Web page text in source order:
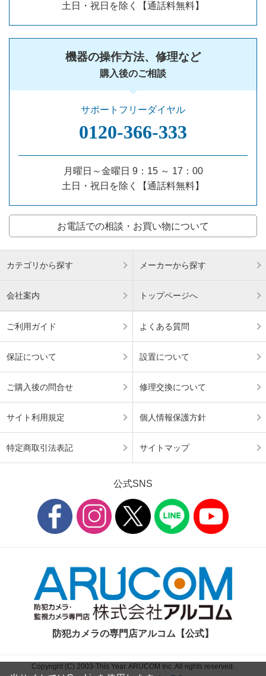
土日・祝日を除く【通話料無料】
機器の操作方法、修理など
購入後のご相談
サポートフリーダイヤル
0120‐366‐333
月曜日～金曜日 9：15 ～ 17：00
土日・祝日を除く【通話料無料】
お電話での相談・お買い物について
カテゴリから探す メーカーから探す
会社案内 トップページへ
ご利用ガイド よくある質問
保証について 設置について
ご購入後の問合せ 修理交換について
サイト利用規定 個人情報保護方針
特定商取引法表記 サイトマップ
公式SNS
防犯カメラの専門店アルコム【公式】
Copyright (C) 2003-This Year. ARUCOM Inc. All rights reserved.